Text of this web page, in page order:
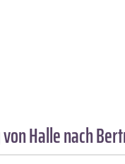
Halle nach